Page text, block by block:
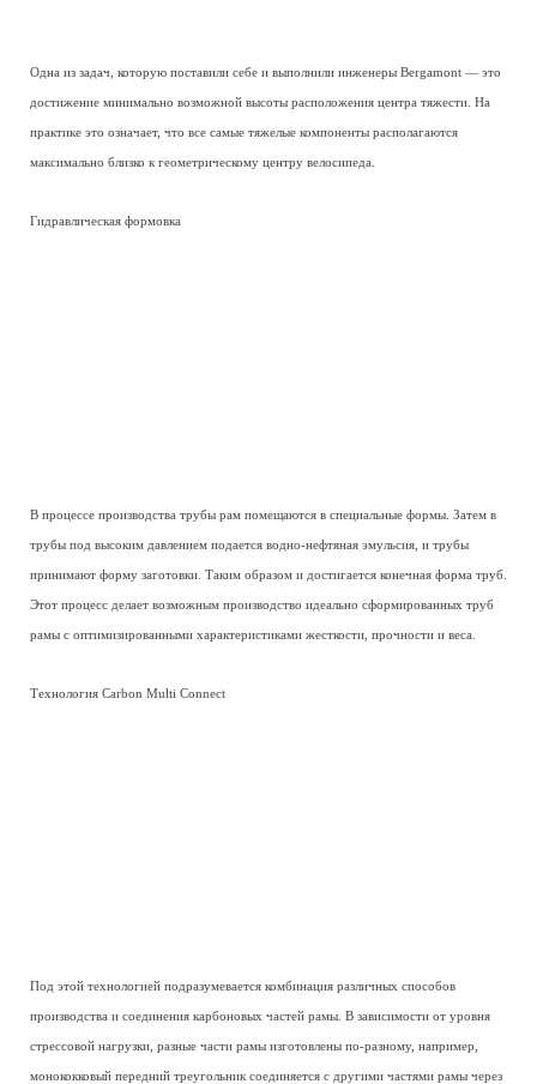
Одна из задач, которую поставили себе и выполнили инженеры Bergamont — это
достижение минимально возможной высоты расположения центра тяжести. На
практике это означает, что все самые тяжелые компоненты располагаются
максимально близко к геометрическому центру велосипеда.
Гидравлическая формовка
В процессе производства трубы рам помещаются в специальные формы. Затем в
трубы под высоким давлением подается водно-нефтяная эмульсия, и трубы
принимают форму заготовки. Таким образом и достигается конечная форма труб.
Этот процесс делает возможным производство идеально сформированных труб
рамы с оптимизированными характеристиками жесткости, прочности и веса.
Технология Carbon Multi Connect
Под этой технологией подразумевается комбинация различных способов
производства и соединения карбоновых частей рамы. В зависимости от уровня
стрессовой нагрузки, разные части рамы изготовлены по-разному, например,
монококковый передний треугольник соединяется с другими частями рамы через